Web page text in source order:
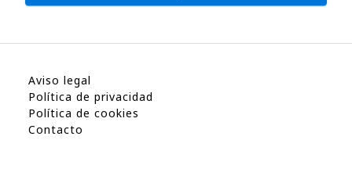
Aviso legal
Política de privacidad
Política de cookies
Contacto